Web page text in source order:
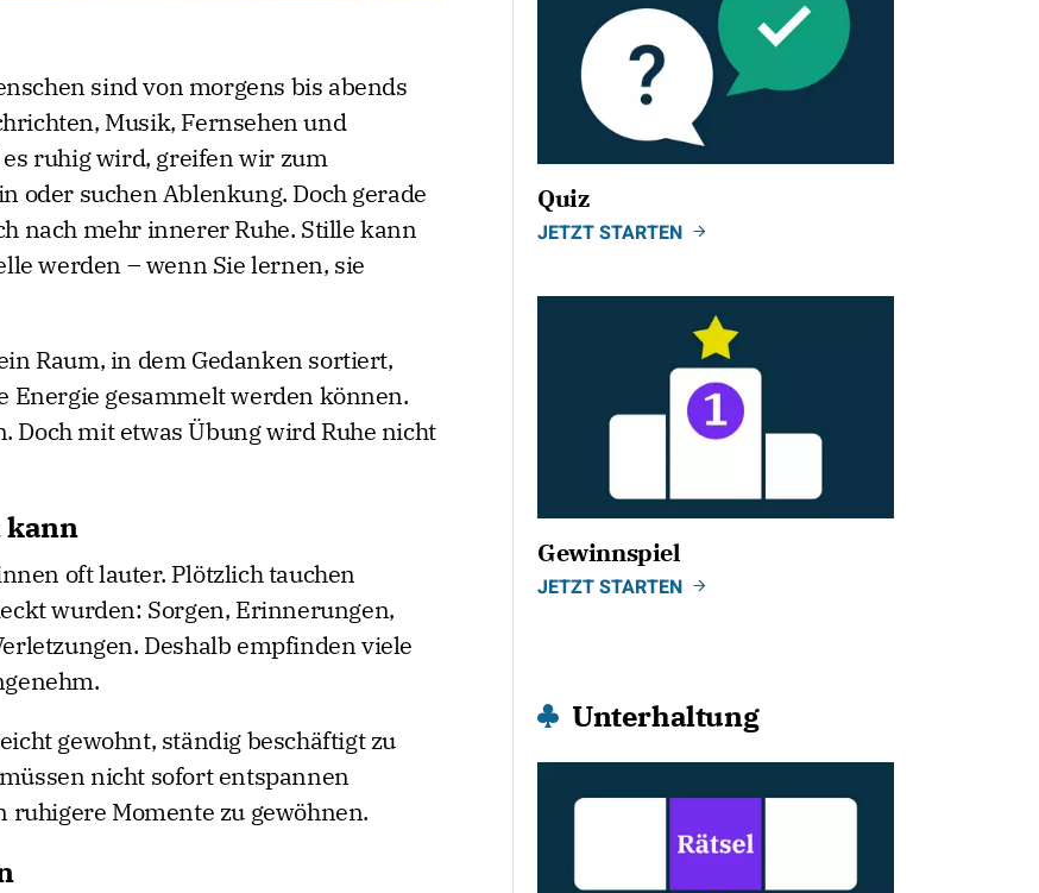
sind von morgens bis abends
Musik, Fernsehen und
ruhig wird, greifen wir zum
oder suchen Ablenkung. Doch gerade
nach mehr innerer Ruhe. Stille kann
werden – wenn Sie lernen, sie
Raum, in dem Gedanken sortiert,
Energie gesammelt werden können.
Doch mit etwas Übung wird Ruhe nicht
kann
oft lauter. Plötzlich tauchen
wurden: Sorgen, Erinnerungen,
Deshalb empfinden viele
gewohnt, ständig beschäftigt zu
nicht sofort entspannen
ruhigere Momente zu gewöhnen.
Quiz
JETZT STARTEN
Gewinnspiel
JETZT STARTEN
Unterhaltung